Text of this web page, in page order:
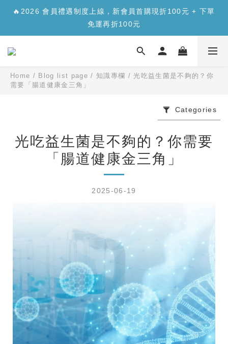
✨【新品上市】合生元樂醣版您的每日「正餐應援」，讓您
安心面對精緻澱糖>>>
免運再折100元
✨【新品上市】合生元樂醣版您的每日「正餐應援」，讓您
安心面對精緻澱糖>>>
Home / Blog list page / 知識專欄 / 光吃益生菌是不夠的？你
需要「腸道健康金三角」
Categories
光吃益生菌是不夠的？你需要
「腸道健康金三角」
2025-06-19